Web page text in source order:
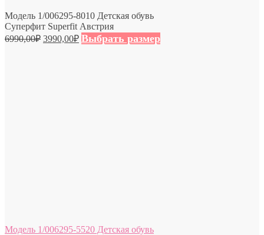
Модель 1/006295-8010 Детская обувь
Суперфит Superfit Австрия
6990,00₽ 3990,00₽ Выбрать размер
Модель 1/006295-5520 Детская обувь